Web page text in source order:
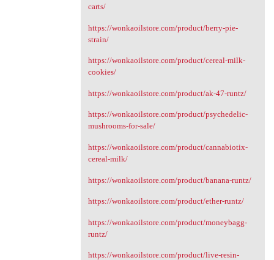
carts/
https://wonkaoilstore.com/product/berry-pie-
strain/
https://wonkaoilstore.com/product/cereal-milk-
cookies/
https://wonkaoilstore.com/product/ak-47-runtz/
https://wonkaoilstore.com/product/psychedelic-
mushrooms-for-sale/
https://wonkaoilstore.com/product/cannabiotix-
cereal-milk/
https://wonkaoilstore.com/product/banana-runtz/
https://wonkaoilstore.com/product/ether-runtz/
https://wonkaoilstore.com/product/moneybagg-
runtz/
https://wonkaoilstore.com/product/live-resin-